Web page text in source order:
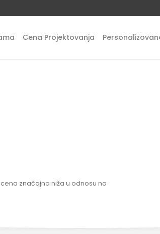
Cena Projektovanja
značajno niža u odnosu na